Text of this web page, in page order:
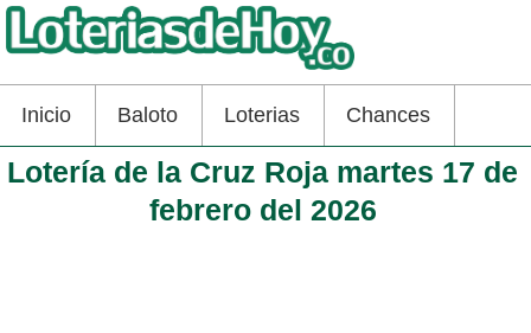
Inicio Baloto Loterias Chances
Lotería de la Cruz Roja martes 17 de
febrero del 2026